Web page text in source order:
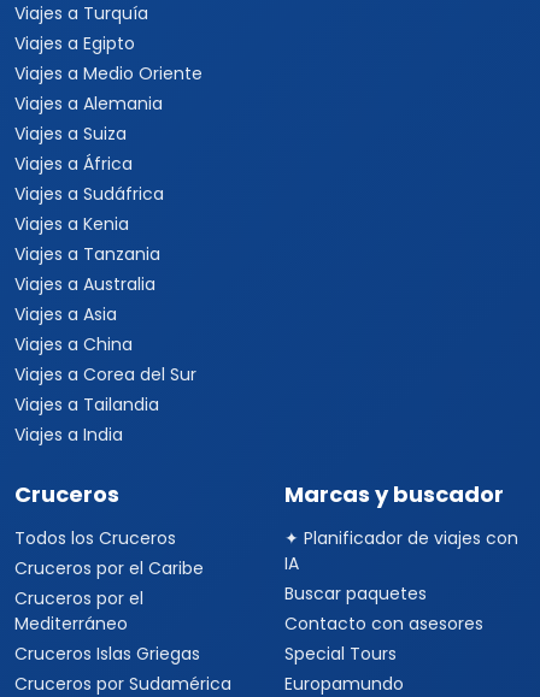
Viajes a Turquía
Viajes a Egipto
Viajes a Medio Oriente
Viajes a Alemania
Viajes a Suiza
Viajes a África
Viajes a Sudáfrica
Viajes a Kenia
Viajes a Tanzania
Viajes a Australia
Viajes a Asia
Viajes a China
Viajes a Corea del Sur
Viajes a Tailandia
Viajes a India
Cruceros
Todos los Cruceros
Cruceros por el Caribe
Cruceros por el
Mediterráneo
Cruceros Islas Griegas
Cruceros por Sudamérica
Marcas y buscador
✦ Planificador de viajes con
IA
Buscar paquetes
Contacto con asesores
Special Tours
Europamundo